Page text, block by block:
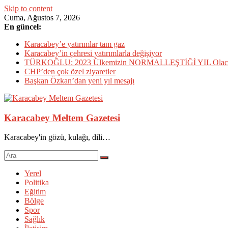
Skip to content
Cuma, Ağustos 7, 2026
En güncel:
Karacabey’e yatırımlar tam gaz
Karacabey’in çehresi yatırımlarla değişiyor
TÜRKOĞLU: 2023 Ülkemizin NORMALLEŞTİĞİ YIL
CHP’den çok özel ziyaretler
Başkan Özkan’dan yeni yıl mesajı
Karacabey Meltem Gazetesi
Karacabey'in gözü, kulağı, dili…
Yerel
Politika
Eğitim
Bölge
Spor
Sağlık